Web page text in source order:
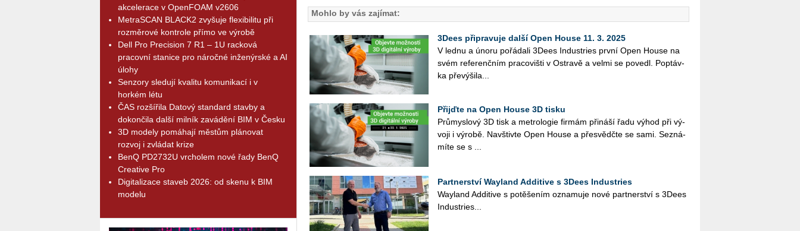
akcelerace v OpenFOAM v2606
MetraSCAN BLACK2 zvyšuje flexibilitu při
rozměrové kontrole přímo ve výrobě
Dell Pro Precision 7 R1 – 1U racková
pracovní stanice pro náročné inženýrské a AI
úlohy
Senzory sledují kvalitu komunikací i v
horkém létu
ČAS rozšířila Datový standard stavby a
dokončila další milník zavádění BIM v Česku
3D modely pomáhají městům plánovat
rozvoj i zvládat krize
BenQ PD2732U vrcholem nové řady BenQ
Creative Pro
Digitalizace staveb 2026: od skenu k BIM
modelu
Mohlo by vás zajímat:
3Dees připravuje další Open House 11. 3. 2025
V lednu a únoru po­řá­da­li 3Dees In­dustries první Open House na
svém re­fe­renč­ním pra­co­viš­ti v Os­t­ra­vě a velmi se po­ve­dl. Po­ptáv­
ka pře­vý­ši­la...
Přijďte na Open House 3D tisku
Prů­mys­lo­vý 3D tisk a me­t­ro­lo­gie fir­mám při­ná­ší řadu výhod při vý­
vo­ji i vý­ro­bě. Na­vštiv­te Open House a pře­svědč­te se sami. Se­zná­
mí­te se s ...
Partnerství Wayland Additive s 3Dees Industries
Way­land Ad­di­ti­ve s po­tě­še­ním ozna­mu­je nové part­ner­ství s 3Dees
In­du­s­t­ries...